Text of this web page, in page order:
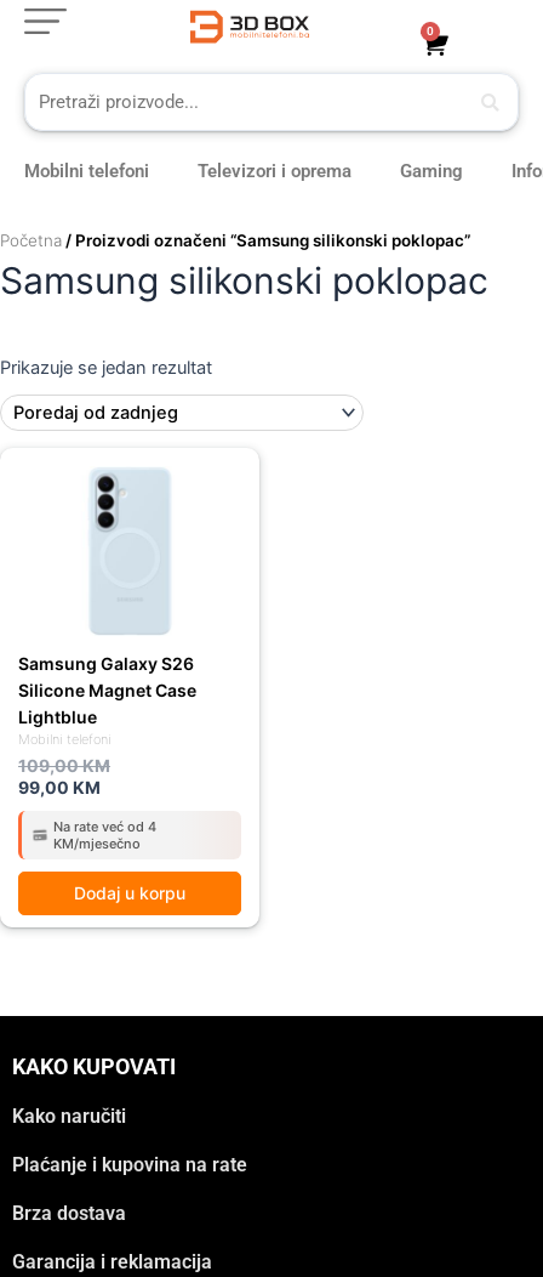
Skip
content
0
Cart
Mobilni telefoni Televizori i oprema Gaming
Početna / Proizvodi označeni “Samsung silikonski poklopac”
Samsung silikonski poklopac
Prikazuje se jedan rezultat
Mobilni telefoni
Samsung Galaxy S26
Silicone Magnet Case
Lightblue
109,00KM
109,00 KM.
99,00 KM
99,00 KM.
Na rate već od 4
KM/mjesečno
Dodaj u korpu
KAKO KUPOVATI
Kako naručiti
Plaćanje i kupovina na rate
Brza dostava
Garancija i reklamacija